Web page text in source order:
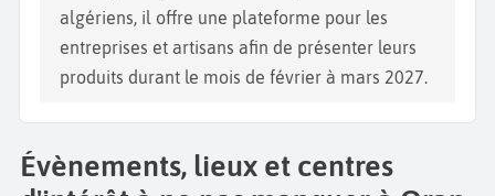
algériens, il offre une plateforme pour les
entreprises et artisans afin de présenter leurs
produits durant le mois de février à mars 2027.
Évènements, lieux et centres